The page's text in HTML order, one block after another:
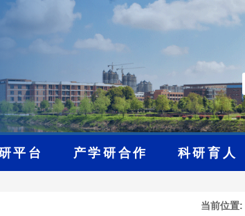
平台 产学研合作 科研育人
当前位置: